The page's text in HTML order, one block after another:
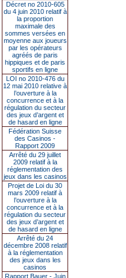
Décret no 2010-605
du 4 juin 2010 relatif à
la proportion
maximale des
sommes versées en
moyenne aux joueurs
par les opérateurs
agréés de paris
hippiques et de paris
sportifs en ligne
LOI no 2010-476 du
12 mai 2010 relative à
l’ouverture à la
concurrence et à la
régulation du secteur
des jeux d’argent et
de hasard en ligne
Fédération Suisse
des Casinos -
Rapport 2009
Arrêté du 29 juillet
2009 relatif à la
réglementation des
jeux dans les casinos
Projet de Loi du 30
mars 2009 relatif à
l’ouverture à la
concurrence et à la
régulation du secteur
des jeux d’argent et
de hasard en ligne
Arrêté du 24
décembre 2008 relatif
à la réglementation
des jeux dans les
casinos
Rapport Bauer - Juin